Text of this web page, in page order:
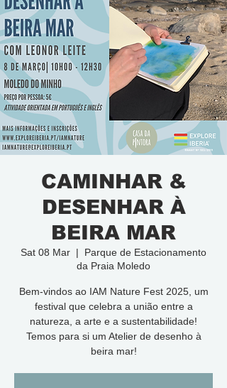
CAMINHAR &
DESENHAR À
BEIRA MAR
Sat 08 Mar
  |
Parque de Estacionamento
da Praia Moledo
Bem-vindos ao IAM Nature Fest 2025, um
festival que celebra a união entre a
natureza, a arte e a sustentabilidade!
Temos para si um Atelier de desenho à
beira mar!